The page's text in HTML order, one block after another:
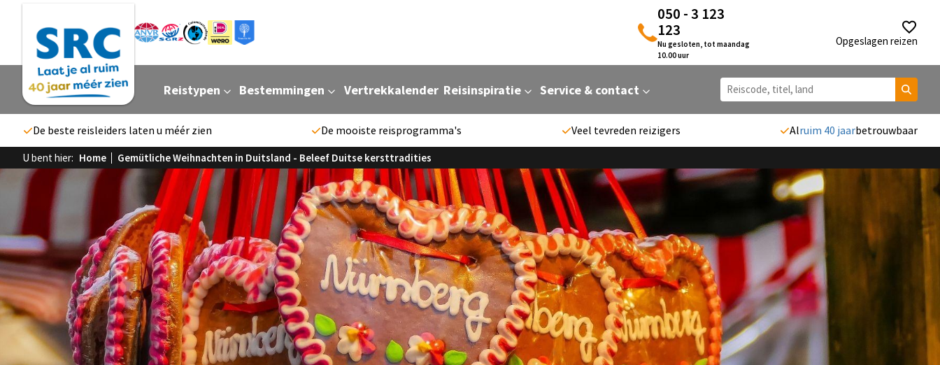
050 - 3 123
123
Nu gesloten, tot maandag
10.00 uur
Opgeslagen reizen
Reistypen Bestemmingen Vertrekkalender Reisinspiratie Service & contact
De beste reisleiders laten u méér zien De mooiste reisprogramma's Veel tevreden reizigers Alruim 40 jaarbetrouwbaar
U bent hier: Home Gemütliche Weihnachten in Duitsland - Beleef Duitse kersttradities